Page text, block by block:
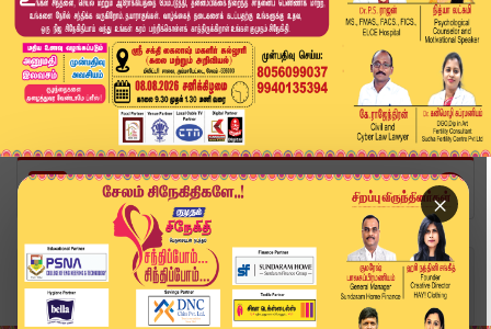
×
Home
வீடியோ ஸ்டோரி
District News | 21 NOV 2025 | Tamil News Today ...